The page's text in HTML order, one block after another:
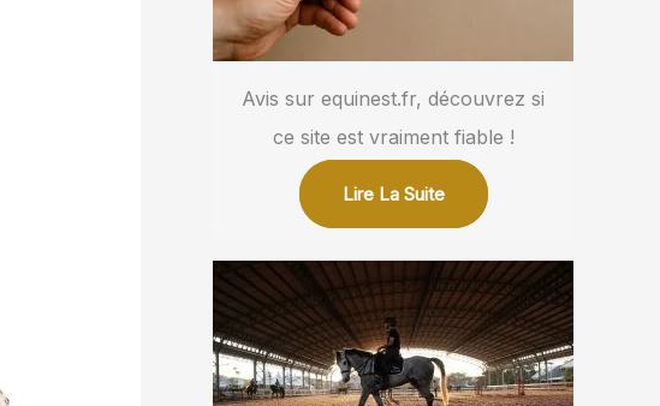
Avis sur equinest.fr, découvrez si
ce site est vraiment fiable !
Lire La Suite